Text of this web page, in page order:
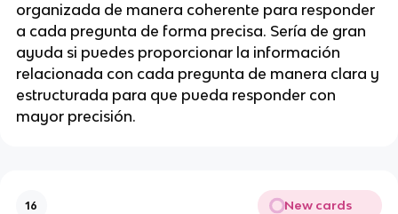
organizada de manera coherente para responder
a cada pregunta de forma precisa. Sería de gran
ayuda si puedes proporcionar la información
relacionada con cada pregunta de manera clara y
estructurada para que pueda responder con
mayor precisión.
16 New cards